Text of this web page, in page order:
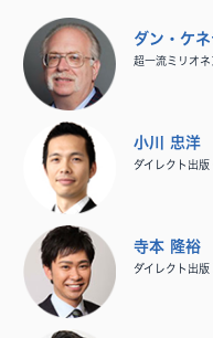
ダン・ケネ
超一流ミリオ
小川 忠洋
ダイレクト出
寺本 隆裕
ダイレクト出